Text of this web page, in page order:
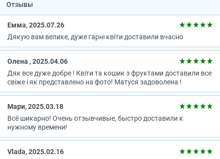
Отзывы
Емма, 2025.07.26
Дякую вам велике, дуже гарні квіти доставили вчасно
Олена , 2025.04.06
Дяк все дуже добре ! Квіти та кошик з фруктами доставили все
свіже і як представлено на фото! Матуся задоволена !
Мари, 2025.03.18
Всё шикарно! Очень отзывчивые, быстро доставили к
нужному времени!
Vlada, 2025.02.16